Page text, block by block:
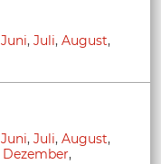
Juni, Juli, August,
Juni, Juli, August,
Dezember,